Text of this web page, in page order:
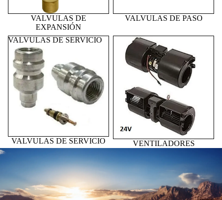
VALVULAS DE
EXPANSIÓN
VALVULAS DE PASO
VALVULAS DE SERVICIO
VALVULAS DE SERVICIO
VENTILADORES
VENTILADORES